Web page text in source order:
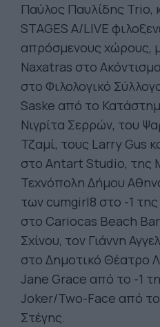
Παύλος Παυλίδης Trio,
STAGES A/LIVE
απρόσμενους χώρους,
Naxatras στο
στο Φιλολογικό
Saske από το
Νιγρίτα Σερρών, του
Τζαμί, τους Larry Gus
στo Antart Studio, της
Τεχνόπολη Δήμου
των cumgirl8 στο -1
στο Cariocas Beach
Σχίνου, τον Γιάννη
στο Δημοτικό Θέατρο
Jane Grace από το -1
Joker/Two-Face από
Στέγης.